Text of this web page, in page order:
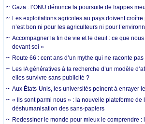
Gaza : l’ONU dénonce la poursuite de frappes
Les exploitations agricoles au pays doivent croître
n’est bon ni pour les agriculteurs ni pour
Accompagner la fin de vie et le deuil : ce que
devant soi »
Route 66 : cent ans d’un mythe qui ne raconte pas
Les IA génératives à la recherche d’un modèle
elles survivre sans publicité ?
Aux États-Unis, les universités peinent à enrayer
« Ils sont parmi nous » : la nouvelle plateforme de
déshumanisation des sans-papiers
Redessiner le monde pour mieux le comprendre :